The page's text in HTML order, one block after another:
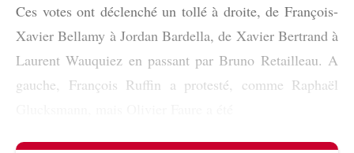
Ces votes ont déclenché un tollé à droite, de François-
Xavier Bellamy à Jordan Bardella, de Xavier Bertrand à
Laurent Wauquiez en passant par Bruno Retailleau. A
gauche, François Ruffin a protesté, comme Raphaël